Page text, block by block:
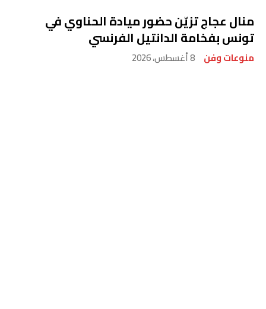
منال عجاج تزيّن حضور ميادة الحناوي في
تونس بفخامة الدانتيل الفرنسي
منوعات وفن 8 أغسطس، 2026